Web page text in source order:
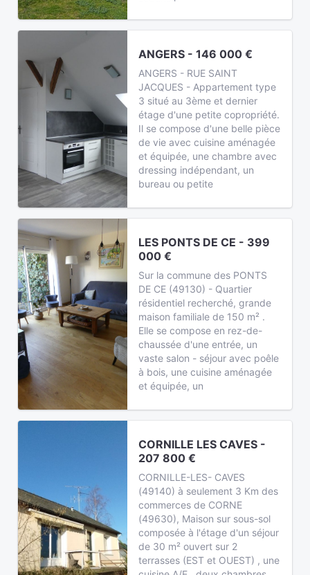
ANGERS - 146 000 €
ANGERS - RUE SAINT
JACQUES - Appartement type
3 situé au 3ème et dernier
étage d'une petite copropriété.
Il se compose d'une belle pièce
de vie avec cuisine aménagée
et équipée, une chambre avec
dressing indépendant, un
bureau ou petite
LES PONTS DE CE - 399
000 €
Sur la commune des PONTS
DE CE (49130) - Quartier
résidentiel recherché, grande
maison familiale de 150 m² .
Elle se compose en rez-de-
chaussée d'une entrée, un
vaste salon - séjour avec poêle
à bois, une cuisine aménagée
et équipée, un
CORNILLE LES CAVES -
207 800 €
CORNILLE-LES- CAVES
(49140) à seulement 3 Km des
commerces de CORNE
(49630), Maison sur sous-sol
composée à l'étage d'un séjour
de 30 m² ouvert sur 2
terrasses (EST et OUEST) , une